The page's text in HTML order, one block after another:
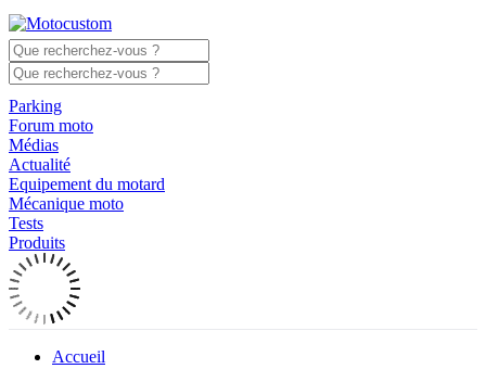
Parking
Forum moto
Médias
Actualité
Equipement du motard
Mécanique moto
Tests
Produits
Accueil